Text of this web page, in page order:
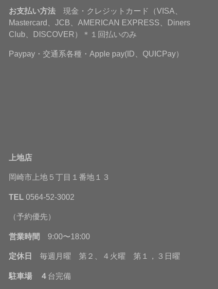
お支払い方法現金・クレジットカード（VISA、
Mastercard、JCB、AMERICAN EXPRESS、Diners
Club、DISCOVER）＊１回払いのみ
Paypay・交通系各種・Apple pay(ID、QUICPay）
上地店
岡崎市上地５丁目１番地１３
TEL 0564-52-3002
（予約優先）
営業時間 9:00〜18:00
定休日 毎週月曜 第２、４火曜 第１，３日曜
駐車場 ４ 台完備